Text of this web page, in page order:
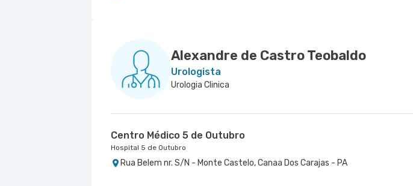
Alexandre de Castro Teobaldo
Urologista
Urologia Clinica
Centro Médico 5 de Outubro
Hospital 5 de Outubro
Rua Belem nr. S/N - Monte Castelo, Canaa Dos Carajas - PA